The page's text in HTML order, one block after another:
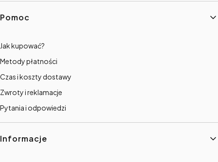
Linki w stopce
Pomoc
Jak kupować?
Metody płatności
Czas i koszty dostawy
Zwroty i reklamacje
Pytania i odpowiedzi
Informacje